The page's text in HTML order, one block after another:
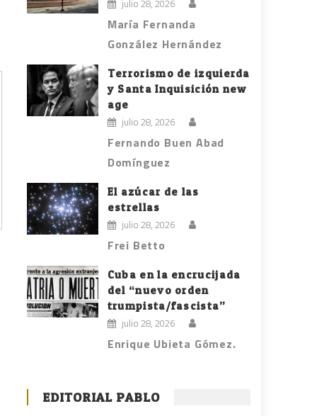
julio 28, 2026
María Fernanda
González Hernández
Terrorismo de izquierda
y Santa Inquisición new
age
julio 28, 2026
Fernando Buen Abad
Domínguez
El azúcar de las
estrellas
julio 28, 2026
Frei Betto
Cuba en la encrucijada
del “nuevo orden
trumpista/fascista”
julio 28, 2026
Enrique Ubieta Gómez.
EDITORIAL PABLO